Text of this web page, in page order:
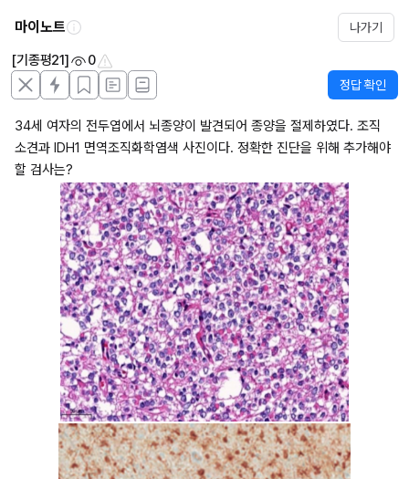
마이노트 나가기
[기종평21] 0
정답 확인
34세 여자의 전두엽에서 뇌종양이 발견되어 종양을 절제하였다. 조직
소견과 IDH1 면역조직화학염색 사진이다. 정확한 진단을 위해 추가해야
할 검사는?